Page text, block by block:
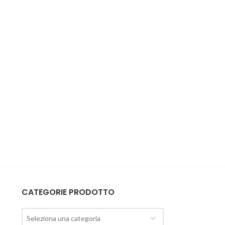
CATEGORIE PRODOTTO
Seleziona una categoria